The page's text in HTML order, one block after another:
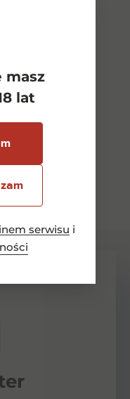
masz
lat
serwisu i